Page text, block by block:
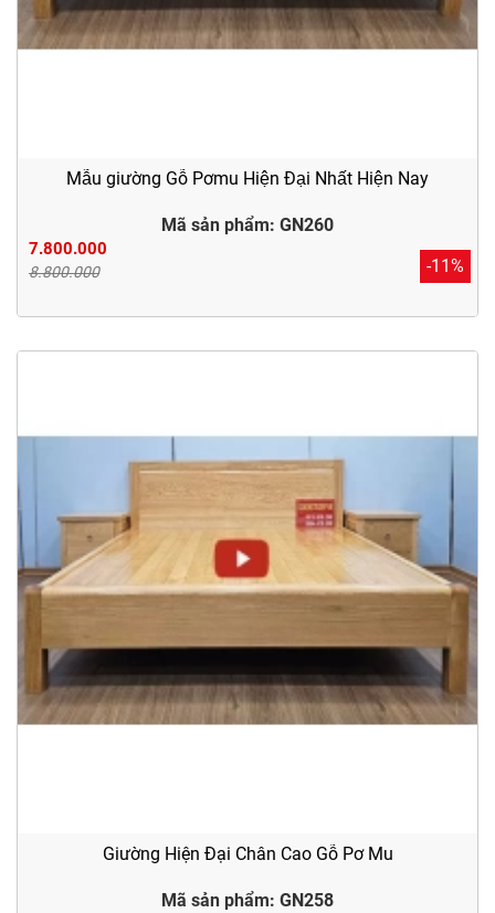
Mẫu giường Gỗ Pơmu Hiện Đại Nhất Hiện Nay
Mã sản phẩm: GN260
7.800.000
8.800.000 -11%
Giường Hiện Đại Chân Cao Gỗ Pơ Mu
Mã sản phẩm: GN258